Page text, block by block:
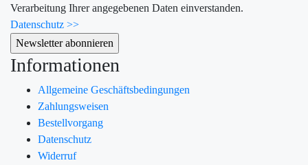
Verarbeitung Ihrer angegebenen Daten einverstanden.
Datenschutz >>
Informationen
Allgemeine Geschäftsbedingungen
Zahlungsweisen
Bestellvorgang
Datenschutz
Widerruf